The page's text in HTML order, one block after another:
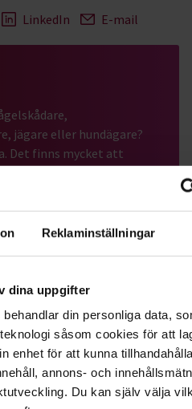
Reklaminställningar
dina uppgifter
behandlar din personliga data,
såsom cookies för att
enhet för att kunna
annons- och
Du kan själv välja
LinkedIn E-mail
jägare eller hundägare?
Det finns mycket att
om ämnet
Djur & natur
& evenemang (9 rader)
i Gamla Uppsala - STF